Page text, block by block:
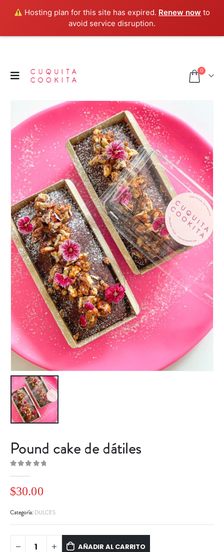
Hosting plan for this site has expired. Renew now to
avoid service disruption.
0
Pound cake de dátiles
$30.00
Categoría:DULCES
AÑADIR AL CARRITO